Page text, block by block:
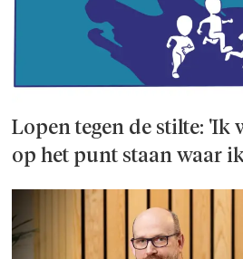
Lopen tegen de stilte: 'Ik
op het punt staan waar